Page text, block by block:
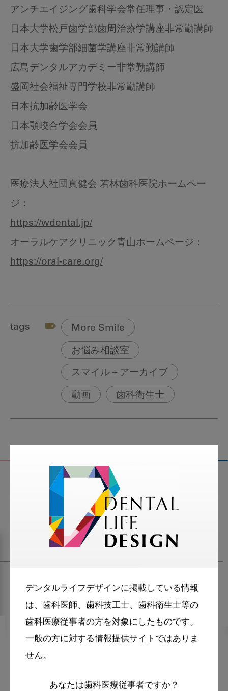
デンタルライフデザインに掲載している情報
は、歯科医師、歯科技工士、歯科衛生士等の
歯科医療従事者の方を対象にしたものです。
一般の方に対する情報提供サイトではありま
せん。
あなたは歯科医療従事者ですか？
アンチエイジング歯科学会常任理事・認定医
日本大学松戸歯学部歯周治療学講座非常勤講師
日本大学歯学部細菌学講座非常勤講師
広島デンタルアカデミー非常勤講師
盛岡社会福祉専門学校非常勤講師
日本抗加齢医学会
日本顎咬合学会会員
抗加齢医学会会員
医療法人社団真健会 若林歯科医院ホームペー
ジ：
https://wdental.jp/
オーラルケアクリニック青山ホームページ：
https://oral-care.org/
tags More Smile
お悩み相談室
スマイル＋アーカイブ
動画 歯科衛生士
関連記事
2023・11・9 MoreSmile
歯科医師目線で診る 両手を使